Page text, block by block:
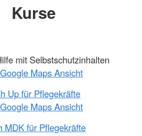
Kurse
mit Selbstschutzinhalten
Maps Ansicht
Up für Pflegekräfte
Maps Ansicht
MDK für Pflegekräfte